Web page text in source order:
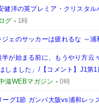
健洋の英プレミア・クリスタ
グ - 1時
ジェのサッカーは疲れるな ～
半が始まる前に、もうやり方
しました」/【コメント】J1第
滋WEBマガジン -0時
ーグ1節 ガンバ大阪vs浦和レ